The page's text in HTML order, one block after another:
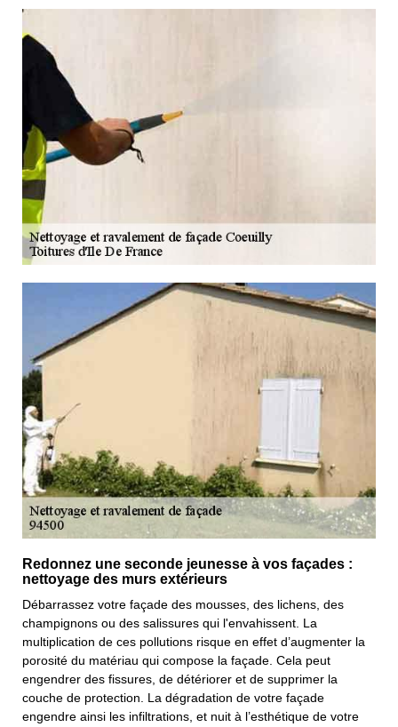
Redonnez une seconde jeunesse à vos façades :
nettoyage des murs extérieurs
Débarrassez votre façade des mousses, des lichens, des
champignons ou des salissures qui l'envahissent. La
multiplication de ces pollutions risque en effet d’augmenter la
porosité du matériau qui compose la façade. Cela peut
engendrer des fissures, de détériorer et de supprimer la
couche de protection. La dégradation de votre façade
engendre ainsi les infiltrations, et nuit à l’esthétique de votre